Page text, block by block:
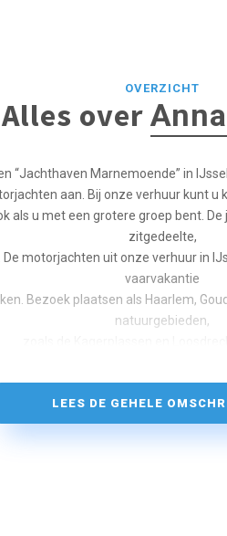
OVERZICHT
Alles over
“Jachthaven Marnemoende” in
aan. Bij onze verhuur kunt
als u met een grotere groep bent.
zitgedeelte,
De motorjachten uit onze verhuur in
vaarvakantie
Bezoek plaatsen als Haarlem,
natuurgebieden,
tweepersoonsbed
LEES DE GEHELE